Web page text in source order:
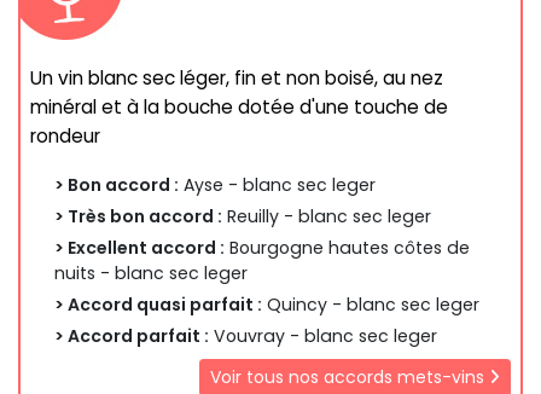
Un vin blanc sec léger, fin et non boisé, au nez
minéral et à la bouche dotée d'une touche de
rondeur
> Bon accord : Ayse - blanc sec leger
> Très bon accord : Reuilly - blanc sec leger
> Excellent accord : Bourgogne hautes côtes de
nuits - blanc sec leger
> Accord quasi parfait : Quincy - blanc sec leger
> Accord parfait : Vouvray - blanc sec leger
Voir tous nos accords mets-vins